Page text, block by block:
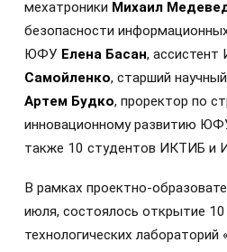
мехатроники Михаил
безопасности
ЮФУ Елена Басан,
Самойленко, старший
Артем Будко, проректор по
инновационному развитию
также 10 студентов ИКТИБ и
В рамках проектно-
июля, состоялось открытие
технологических